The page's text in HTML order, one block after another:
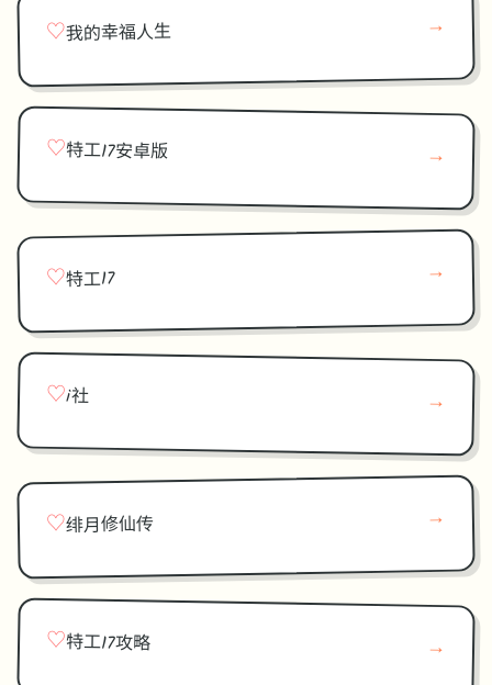
♡我的幸福人生 →
♡特工17安卓版 →
♡特工17 →
♡i社 →
♡绯月修仙传 →
♡特工17攻略 →